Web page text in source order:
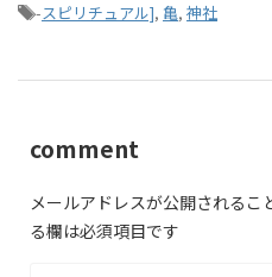
-スピリチュアル], 亀, 神社
comment
メールアドレスが公開されるこ
る欄は必須項目です